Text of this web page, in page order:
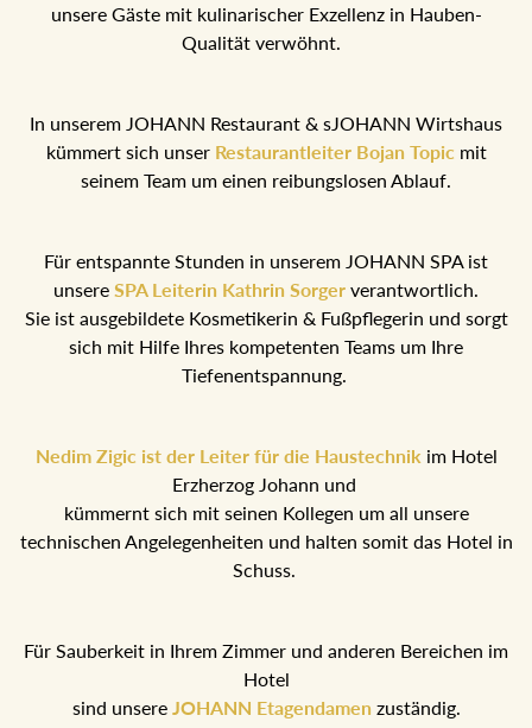
unsere Gäste mit kulinarischer Exzellenz in Hauben-
Qualität verwöhnt.
In unserem JOHANN Restaurant & sJOHANN Wirtshaus
kümmert sich unser Restaurantleiter Bojan Topic mit
seinem Team um einen reibungslosen Ablauf.
Für entspannte Stunden in unserem JOHANN SPA ist
unsere SPA Leiterin Kathrin Sorger verantwortlich.
Sie ist ausgebildete Kosmetikerin & Fußpflegerin und sorgt
sich mit Hilfe Ihres kompetenten Teams um Ihre
Tiefenentspannung.
Nedim Zigic ist der Leiter für die Haustechnik im Hotel
Erzherzog Johann und
kümmernt sich mit seinen Kollegen um all unsere
technischen Angelegenheiten und halten somit das Hotel in
Schuss.
Für Sauberkeit in Ihrem Zimmer und anderen Bereichen im
Hotel
sind unsereJOHANN Etagendamen zuständig.